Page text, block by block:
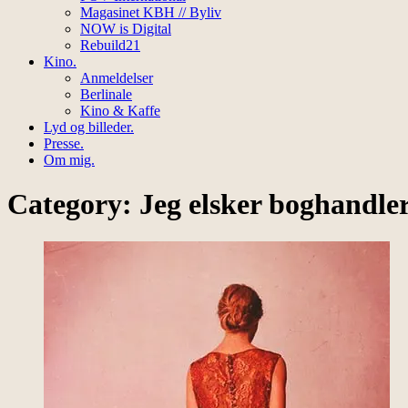
Magasinet KBH // Byliv
NOW is Digital
Rebuild21
Kino.
Anmeldelser
Berlinale
Kino & Kaffe
Lyd og billeder.
Presse.
Om mig.
Category: Jeg elsker